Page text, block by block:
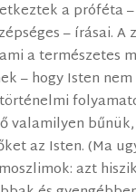
a próféta
– írásai. A
a természetes
– hogy Isten
valamilyen
az Isten. (Ma
azt